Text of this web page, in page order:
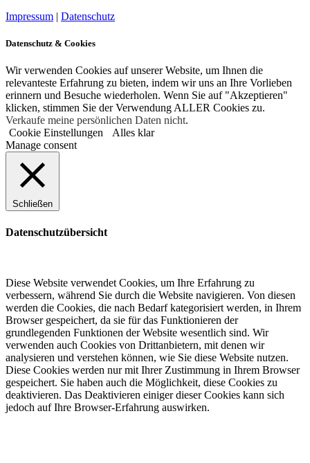
Impressum | Datenschutz
Datenschutz & Cookies
Wir verwenden Cookies auf unserer Website, um Ihnen die
relevanteste Erfahrung zu bieten, indem wir uns an Ihre Vorlieben
erinnern und Besuche wiederholen. Wenn Sie auf "Akzeptieren"
klicken, stimmen Sie der Verwendung ALLER Cookies zu.
Verkaufe meine persönlichen Daten nicht.
Cookie Einstellungen
Alles klar
Manage consent
Schließen
Datenschutzübersicht
Diese Website verwendet Cookies, um Ihre Erfahrung zu
verbessern, während Sie durch die Website navigieren. Von diesen
werden die Cookies, die nach Bedarf kategorisiert werden, in Ihrem
Browser gespeichert, da sie für das Funktionieren der
grundlegenden Funktionen der Website wesentlich sind. Wir
verwenden auch Cookies von Drittanbietern, mit denen wir
analysieren und verstehen können, wie Sie diese Website nutzen.
Diese Cookies werden nur mit Ihrer Zustimmung in Ihrem Browser
gespeichert. Sie haben auch die Möglichkeit, diese Cookies zu
deaktivieren. Das Deaktivieren einiger dieser Cookies kann sich
jedoch auf Ihre Browser-Erfahrung auswirken.